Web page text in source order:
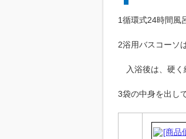
1循環式24時間風
2浴用バスコーソ
入浴後は、硬く
3袋の中身を出し